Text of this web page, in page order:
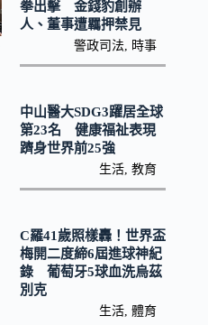
拳出擊 金錢豹創辦
人、董事遭羈押禁見
警政司法 時事
中山醫大SDG3躍居全球
第23名 健康福祉表現
躋身世界前25強
生活 ,教育
C羅41歲照樣轟！世界盃
梅開二度締6屆進球神紀
錄 葡萄牙5球血洗烏茲
別克
生活 ,體育